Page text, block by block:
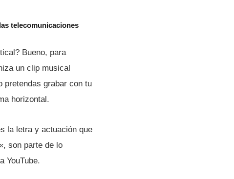
telecomunicaciones
Bueno, para
un clip musical
pretendas grabar con tu
horizontal.
la letra y actuación que
son parte de lo
YouTube.